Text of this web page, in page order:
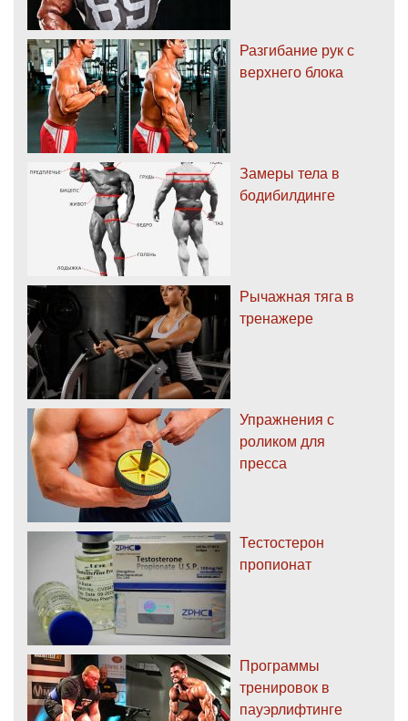
Разгибание рук с
верхнего блока
Замеры тела в
бодибилдинге
Рычажная тяга в
тренажере
Упражнения с
роликом для
пресса
Тестостерон
пропионат
Программы
тренировок в
пауэрлифтинге